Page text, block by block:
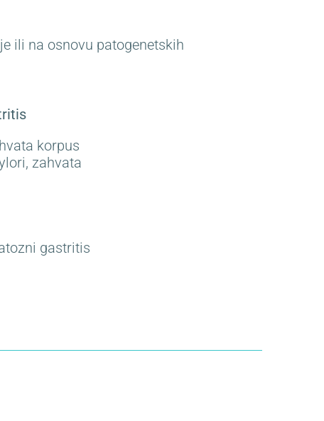
ili na osnovu patogenetskih
korpus
zahvata
gastritis